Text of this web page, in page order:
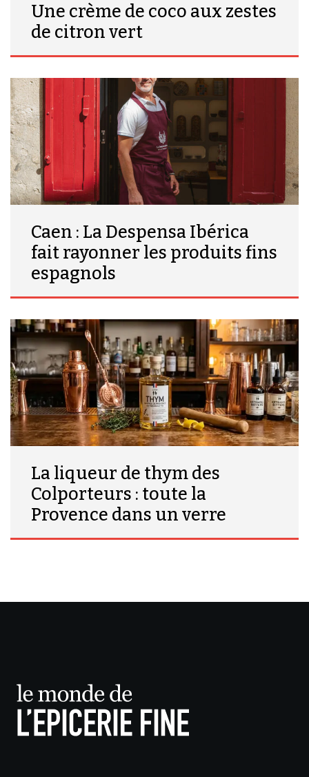
Une crème de coco aux zestes
de citron vert
Caen : La Despensa Ibérica
fait rayonner les produits fins
espagnols
La liqueur de thym des
Colporteurs : toute la
Provence dans un verre